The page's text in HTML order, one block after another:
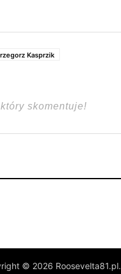
Kasprzik
© 2026 Roosevelta81.pl.